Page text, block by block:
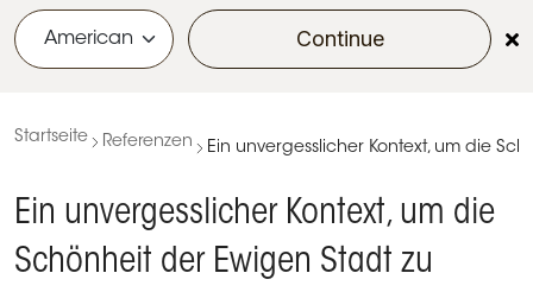
Continue
Startseite Referenzen Ein unvergesslicher Kontext, um die
Ein unvergesslicher Kontext, um die
Schönheit der Ewigen Stadt zu